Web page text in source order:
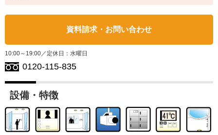
資料請求・お問い合わせ
10:00～19:00／定休日：水曜日
0120-115-835
設備・特徴